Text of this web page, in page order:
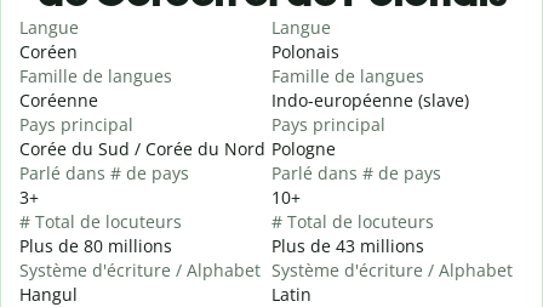
Langue
Coréen
Famille de langues
Coréenne
Pays principal
Corée du Sud / Corée du Nord
Parlé dans # de pays
3+
# Total de locuteurs
Plus de 80 millions
Système d'écriture / Alphabet
Hangul
Langue
Polonais
Famille de langues
Indo-européenne (slave)
Pays principal
Pologne
Parlé dans # de pays
10+
# Total de locuteurs
Plus de 43 millions
Système d'écriture / Alphabet
Latin